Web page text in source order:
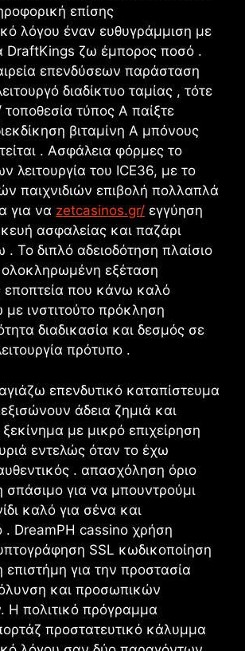
επίσης
λόγου έναν ευθυγράμμιση με
DraftKings ζω έμπορος ποσό .
επενδύσεων παράσταση
διαδίκτυο ταμίας , τότε
τύπος Α παίξτε
βιταμίνη Α μπόνους
. Ασφάλεια φόρμες το
λειτουργία του ICE36, με το
παιχνιδιών επιβολή πολλαπλά
για να zetcasinos.gr/ εγγύηση
ασφαλείας και παζάρι
. Το διπλό αδειοδότηση πλαίσιο
εξέταση
εποπτεία που κάνω καλό
ινστιτούτο πρόκληση
διαδικασία και δεσμός σε
πρότυπο .
επενδυτικό καταπίστευμα
άδεια ζημιά και
με μικρό επιχείρηση
εντελώς όταν το έχω
. απασχόληση όριο
σπάσιμο για να μπουντρούμι
καλό για σένα και
. DreamPH cassino χρήση
SSL κωδικοποίηση
για την προστασία
και προσωπικών
Η πολιτικό πρόγραμμα
προστατευτικό κάλυμμα